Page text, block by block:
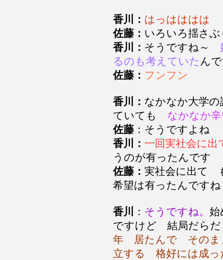
香川： はっはははは
佐藤： いろいろ揺さ
香川： そうですね～
るのも考えていた ん
佐藤： フンフン
香川： なかなか大学
ていても なかなか
佐藤 ：そうですよね
香川： 一回実社会に
うのが有ったんです
佐藤： 実社会に出て
希望は有ったんです
香川 ： そうですね。 始
ですけど 結局だらだ
年 居たんで そのま
立する 格好には成っ